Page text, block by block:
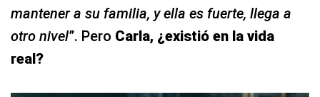
mantener a su familia, y ella es fuerte, llega a
otro nivel”. Pero Carla, ¿existió en la vida
real?